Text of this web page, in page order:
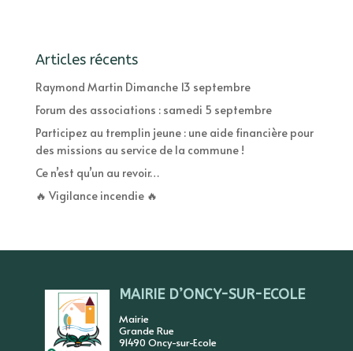
Articles récents
Raymond Martin Dimanche 13 septembre
Forum des associations : samedi 5 septembre
Participez au tremplin jeune : une aide financière pour
des missions au service de la commune !
Ce n’est qu’un au revoir…
🔥 Vigilance incendie 🔥
MAIRIE D’ONCY-SUR-ECOLE
Mairie
Grande Rue
91490 Oncy-sur-Ecole